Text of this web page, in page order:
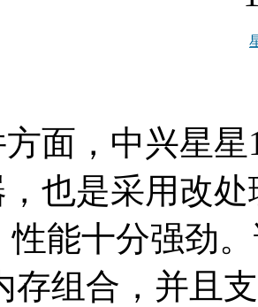
，中兴星星1
也是采用改
性能十分强劲
存组合，并且